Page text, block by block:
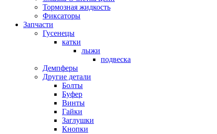
Тормозная жидкость
Фиксаторы
Запчасти
Гусенецы
катки
лыжи
подвеска
Демпферы
Другие детали
Болты
Буфер
Винты
Гайки
Заглушки
Кнопки